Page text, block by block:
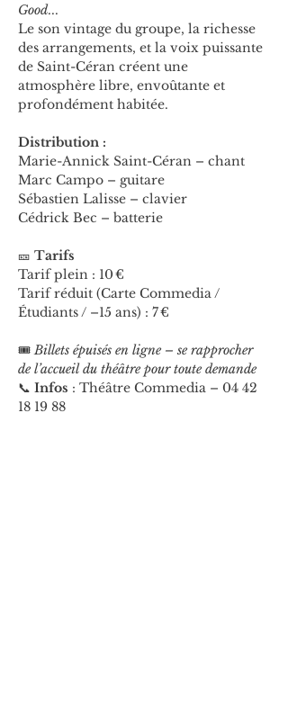
Good...
Le son vintage du groupe, la richesse
des arrangements, et la voix puissante
de Saint-Céran créent une
atmosphère libre, envoûtante et
profondément habitée.
Distribution :
Marie-Annick Saint-Céran – chant
Marc Campo – guitare
Sébastien Lalisse – clavier
Cédrick Bec – batterie
🎫 Tarifs
Tarif plein : 10 €
Tarif réduit (Carte Commedia /
Étudiants / –15 ans) : 7 €
🎟️ Billets épuisés en ligne – se rapprocher
de l’accueil du théâtre pour toute demande
📞 Infos : Théâtre Commedia – 04 42
18 19 88